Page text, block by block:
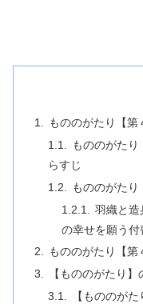
もののがたり【第
もののがた
らすじ
もののがた
羽織と造
の幸せを願う付
もののがたり【第
【もののがたり
【もののが